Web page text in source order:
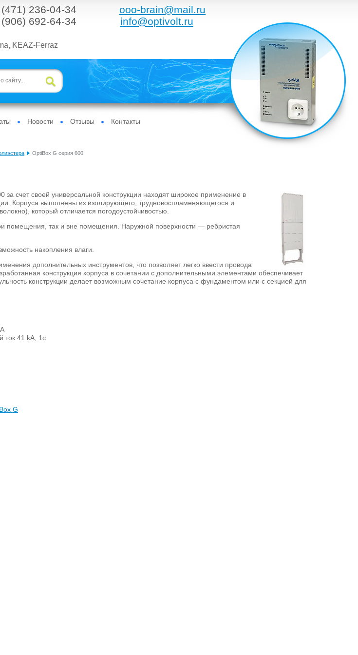
Новости Отзывы Контакты
KEAZ-Ferraz
(471) 236-04-34
(906) 692-64-34
ooo-brain@mail.ru
info@optivolt.ru
OptiBox G cерия 600
за счет своей универсальной конструкции находят широкое применение в
Корпуса выполнены из изолирующего, трудновоспламеняющегося и
который отличается погодоустойчивостью.
помещения, так и вне помещения. Наружной поверхности — ребристая
накопления влаги.
дополнительных инструментов, что позволяет легко ввести провода
конструкция корпуса в сочетании с дополнительными элементами обеспечивает
конструкции делает возможным сочетание корпуса с фундаментом или с секцией для
ток 41 kA, 1c
G